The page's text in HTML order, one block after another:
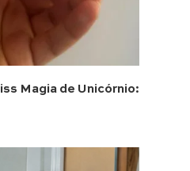
Magia de Unicórnio: